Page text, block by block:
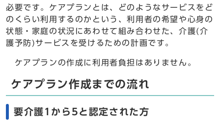
必要です。ケアプランとは、どのようなサービスをど
のくらい利用するのかという、利用者の希望や心身の
状態・家庭の状況にあわせて組み合わせた、介護(介
護予防)サービスを受けるための計画です。
ケアプランの作成に利用者負担はありません。
ケアプラン作成までの流れ
要介護1から5と認定された方